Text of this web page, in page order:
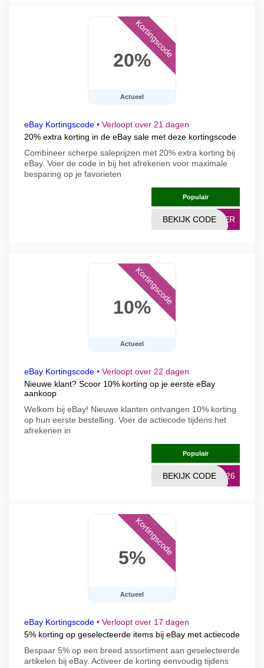
20%
Actueel
Kortingscode
eBay Kortingscode • Verloopt over 21 dagen
20% extra korting in de eBay sale met deze kortingscode
Combineer scherpe saleprijzen met 20% extra korting bij
eBay. Voer de code in bij het afrekenen voor maximale
besparing op je favorieten
Populair
MMER
BEKIJK CODE
10%
Actueel
Kortingscode
eBay Kortingscode • Verloopt over 22 dagen
Nieuwe klant? Scoor 10% korting op je eerste eBay
aankoop
Welkom bij eBay! Nieuwe klanten ontvangen 10% korting
op hun eerste bestelling. Voer de actiecode tijdens het
afrekenen in
Populair
LN26
BEKIJK CODE
5%
Actueel
Kortingscode
eBay Kortingscode • Verloopt over 17 dagen
5% korting op geselecteerde items bij eBay met actiecode
Bespaar 5% op een breed assortiment aan geselecteerde
artikelen bij eBay. Activeer de korting eenvoudig tijdens